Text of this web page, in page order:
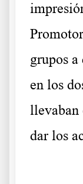
grupos
en los
llevaban
dar los